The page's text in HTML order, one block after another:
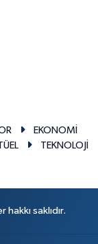
EKONOMİ
TEKNOLOJİ
saklıdır.